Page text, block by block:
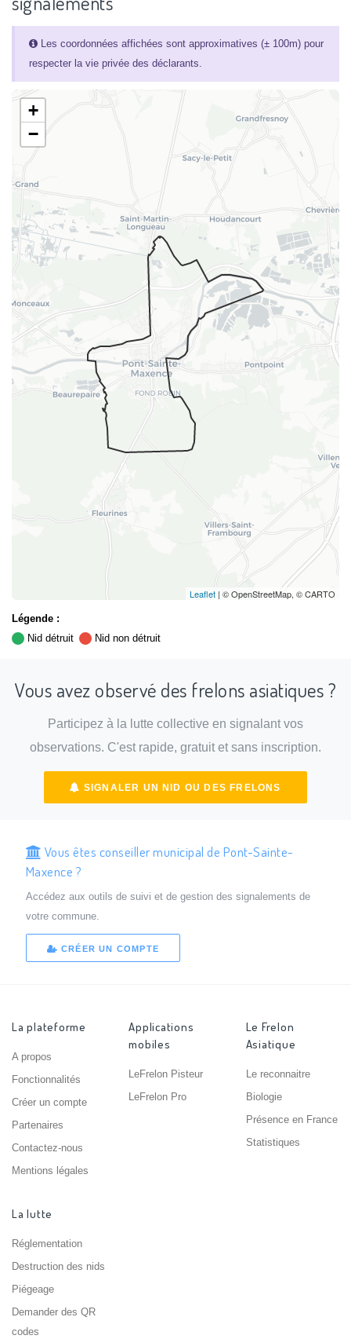
Les coordonnées affichées sont approximatives (± 100m) pour
respecter la vie privée des déclarants.
+
−
Leaflet | © OpenStreetMap, © CARTO
Légende :
Nid détruit
Nid non détruit
Vous avez observé des frelons asiatiques ?
Participez à la lutte collective en signalant vos
observations. C'est rapide, gratuit et sans inscription.
SIGNALER UN NID OU DES FRELONS
Vous êtes conseiller municipal de Pont-Sainte-
Maxence ?
Accédez aux outils de suivi et de gestion des signalements de
votre commune.
CRÉER UN COMPTE
La plateforme
A propos
Fonctionnalités
Créer un compte
Partenaires
Contactez-nous
Mentions légales
Applications
mobiles
LeFrelon Pisteur
LeFrelon Pro
Le Frelon
Asiatique
Le reconnaitre
Biologie
Présence en France
Statistiques
La lutte
Réglementation
Destruction des nids
Piégeage
Demander des QR
codes